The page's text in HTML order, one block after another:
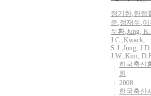
정기 한,한정
준,정재두,
두환,Jung, K.
J.C.,Kwack,
S.J.,Jung, J.D.
J.W.,Kim, D.
한국축산
회
2008
한국축산